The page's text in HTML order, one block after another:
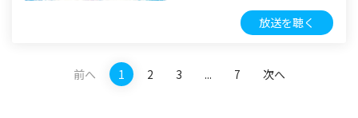
放送を聴く
前へ 1 2 3 ... 7 次へ